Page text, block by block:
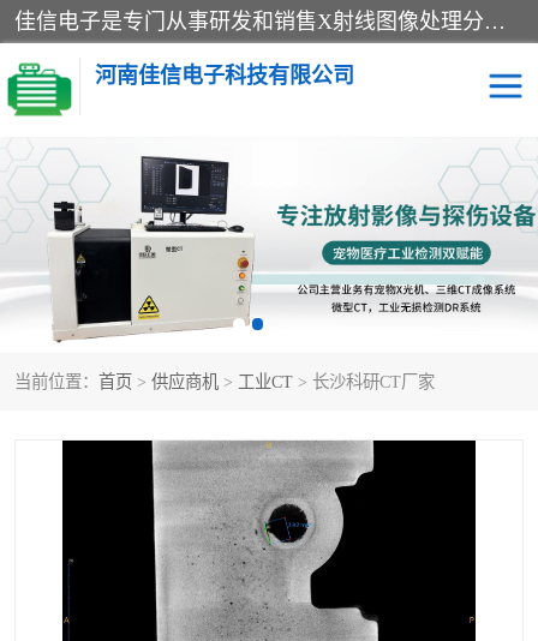
佳信电子是专门从事研发和销售X射线图像处理分析和X射线设备的高端技术公司，先进的图像处理技术帮助用户更加准确的判断图像，为科研和检测提供可靠保证，现有产品包括电力GIS探伤X射线检测系统，电力耐张线夹探伤X射线检测系统，便携式X射线，兽用图像的增强软件工具包，工业和兽用便携式DR，实验室CT，桌面CT等。
河南佳信电子科技有限公司
当前位置： 首页 > 供应商机 > 工业CT > 长沙科研CT厂家
宠物X光机DR 电力探伤仪GIS探伤仪
电力探伤仪耐张线夹探伤
仪
微焦点射线源
工业CT
C型臂 口腔牙科X光机DR
管道焊缝探伤X光机DR 牛马羊大动物兽用DR